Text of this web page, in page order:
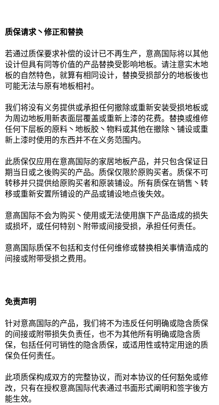
质保请求丶修正和替换
若通过质保要求补偿的设计已不再生产，意高国际将以其他
设计但具有同等价值的产品替换受影响地板。请注意实木地
板的自然特色，就算有相同设计，替换受损部分的地板後也
可能无法与原有地板相衬。
我们将没有义务提供或承担任何撤除或重新安装受损地板或
为周边地板用新表面层覆盖或重新上漆的花费。替换或维修
任何下层板的原料丶地板胶丶物料或其他在撤除丶铺设或重
新上漆时使用的东西并不在义务范围内。
此质保仅应用在意高国际的家居地板产品，并只包含保证日
期当日或之後购买的产品。质保仅限於原购买者。质保不可
转移并只提供给原购买者和原装铺设。所有质保在销售丶转
移或重新安置所铺设的产品或铺设地点後失效。
意高国际不会为购买丶使用或无法使用旗下产品造成的损失
或损坏，或任何特别丶附带或间接受损，承担任何责任。
意高国际质保不包括和支付任何维修或替换相关事情造成的
间接或附带受损之费用。
免责声明
针对意高国际的产品，我们将不为违反任何明确或隐含质保
的间接或附带损失负责任，也不为其他所有明确或隐含质
保，包括任何可销性的隐含质保，或适用性或特定用途的质
保负任何责任。
此项质保构成双方的完整协议，而对本协议的任何豁免或修
改，只有在授权意高国际代表通过书面形式阐明和签字後方
能生效。